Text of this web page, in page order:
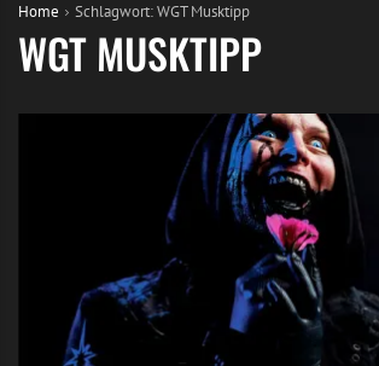
Home Schlagwort:WGT Musktipp
WGT MUSKTIPP